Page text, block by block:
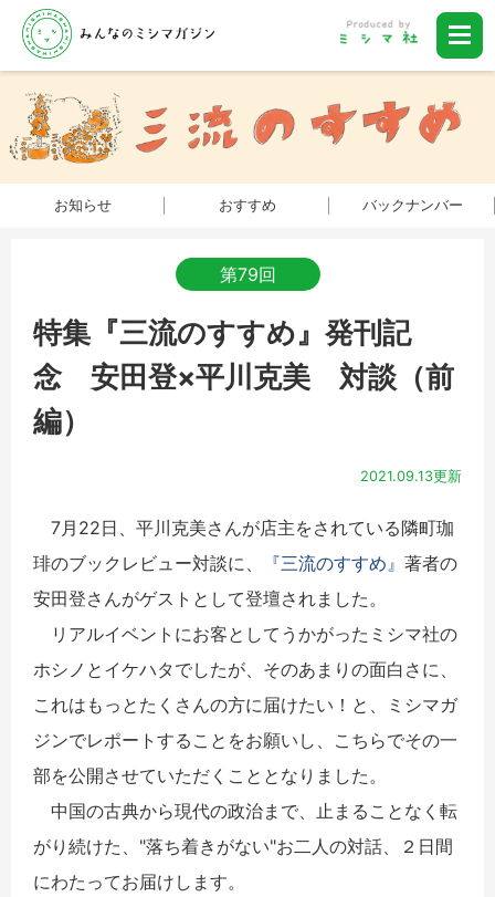
お知らせ おすすめ バックナンバー
第79回
特集『三流のすすめ』発刊記
念 安田登×平川克美 対談（前
編）
2021.09.13更新
7月22日、平川克美さんが店主をされている隣町珈
琲のブックレビュー対談に、
『三流のすすめ』 著者の
安田登さんがゲストとして登壇されました。
リアルイベントにお客としてうかがったミシマ社の
ホシノとイケハタでしたが、そのあまりの面白さに、
これはもっとたくさんの方に届けたい！と、ミシマガ
ジンでレポートすることをお願いし、こちらでその一
部を公開させていただくこととなりました。
中国の古典から現代の政治まで、止まることなく転
がり続けた、"落ち着きがない"お二人の対話、２日間
にわたってお届けします。